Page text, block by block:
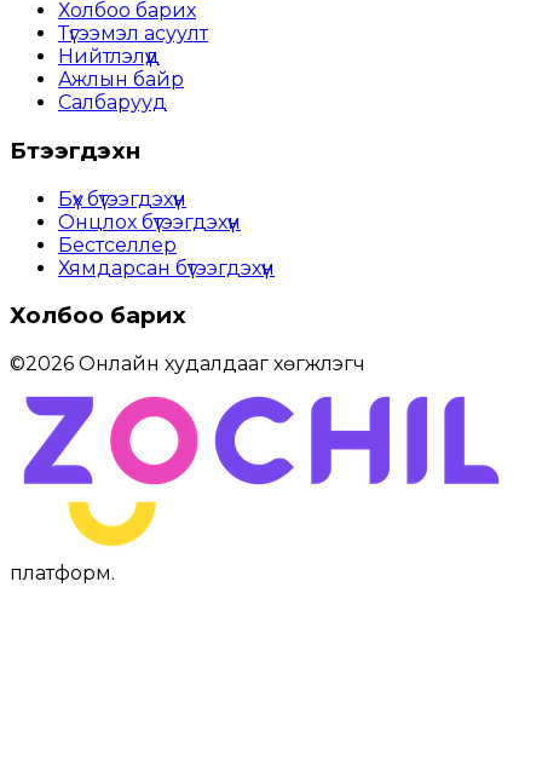
Холбоо барих
Түгээмэл асуулт
Нийтлэлүүд
Ажлын байр
Салбарууд
Бүтээгдэхүүн
Бүх бүтээгдэхүүн
Онцлох бүтээгдэхүүн
Бестселлер
Хямдарсан бүтээгдэхүүн
Холбоо барих
©2026 Онлайн худалдааг хөгжүүлэгч
платформ.